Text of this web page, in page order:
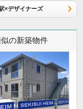
×デザイナーズ
の新築物件